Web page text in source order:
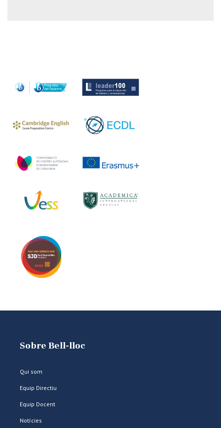
Sobre Bell-lloc
Qui som
Equip Directiu
Equip Docent
Notícies